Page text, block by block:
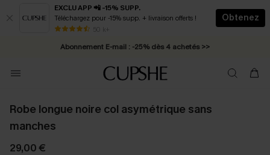
EXCLU APP 📲 -15% SUPP.
Téléchargez pour -15% supp. + livraison offerts !
50 k+
Obtenez
* Livraison éclair 2-3 jours ouvrés >>
Abonnement E-mail : -25% dès 4 achetés >>
Robe longue noire col asymétrique sans
manches
29,00 €